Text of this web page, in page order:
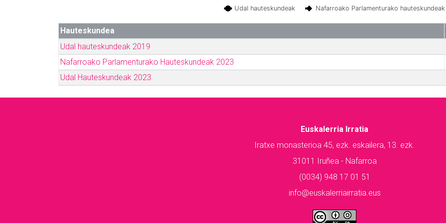
Udal hauteskundeak Nafarroako Parlamenturako hauteskundeak
Hauteskundea
Udal hauteskundeak 2019
Nafarroako Parlamenturako Hauteskundeak 2023
Udal Hauteskundeak 2023
Euskalerria Irratia
Iratxe monasterioa 45, ezk. eskailera, 13. ezk.
31011 Iruñea - Nafarroa
(0034) 948 17 01 51
info@euskalerriairratia.eus